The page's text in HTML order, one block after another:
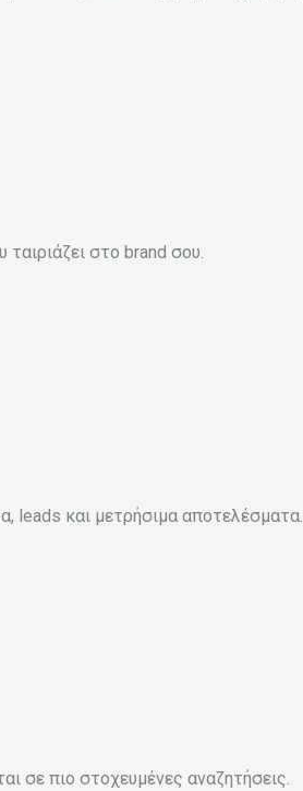
στο brand σου.
leads και μετρήσιμα αποτελέσματα.
σε πιο στοχευμένες αναζητήσεις.